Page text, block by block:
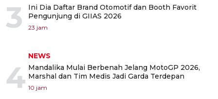
3
Ini Dia Daftar Brand Otomotif dan Booth Favorit
Pengunjung di GIIAS 2026
23 jam
4
NEWS
Mandalika Mulai Berbenah Jelang MotoGP 2026,
Marshal dan Tim Medis Jadi Garda Terdepan
10 jam